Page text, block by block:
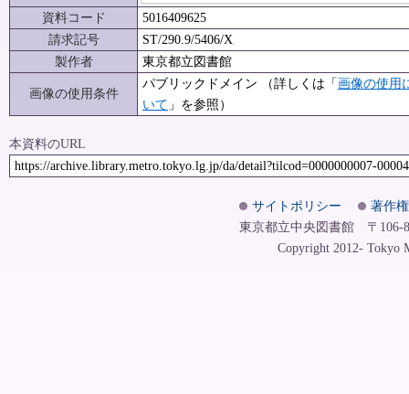
資料コード
5016409625
請求記号
ST/290.9/5406/X
製作者
東京都立図書館
画像の使用条件
パブリックドメイン （詳しくは「画像の使用
いて 」を参照）
本資料のURL
https://archive.library.metro.tokyo.lg.jp/da/detail?tilcod=0000000007-
サイトポリシー
著作
東京都立中央図書館 〒106-
Copyright 2012- Tokyo